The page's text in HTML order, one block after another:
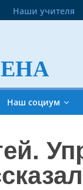
Наши учителя
Наш социум